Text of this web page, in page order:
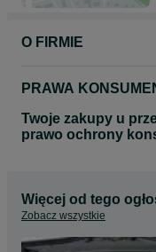
O FIRMIE
PRAWA
Twoje zakupy u
prawo ochrony
Więcej od tego
Zobacz wszystkie